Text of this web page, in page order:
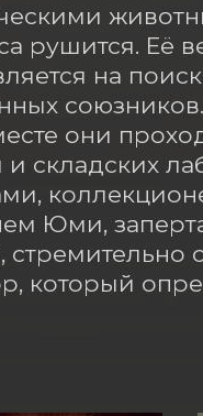
рушится. Её
на
они
складских
Юми,
который